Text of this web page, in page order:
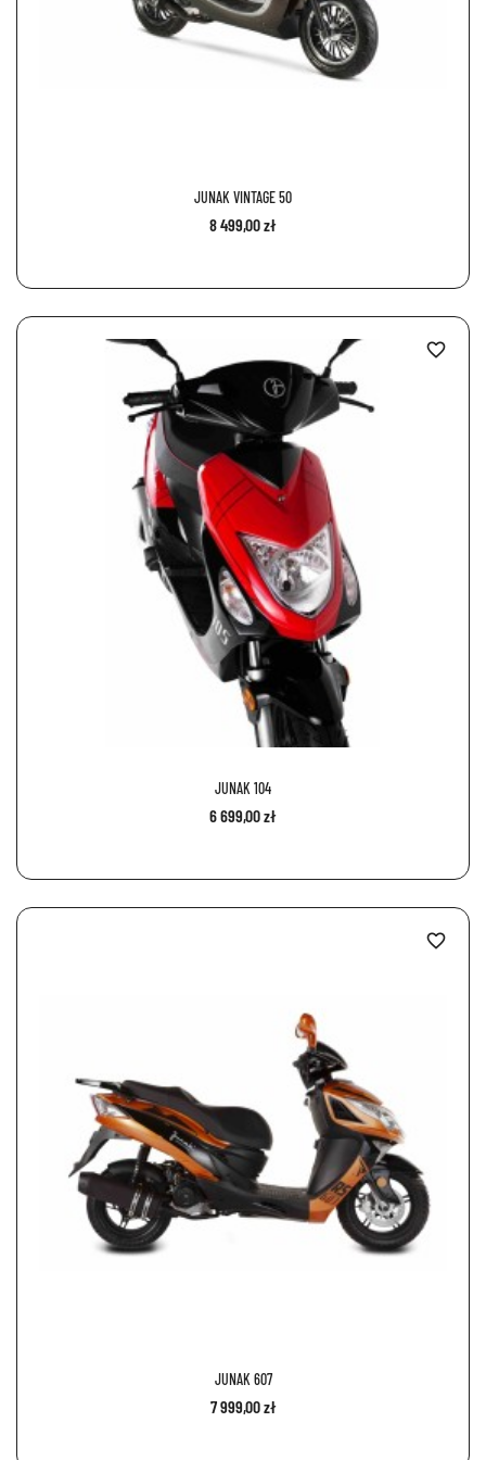
JUNAK VINTAGE 50
8 499,00 zł
JUNAK 104
6 699,00 zł
favorite_border
JUNAK 607
7 999,00 zł
favorite_border